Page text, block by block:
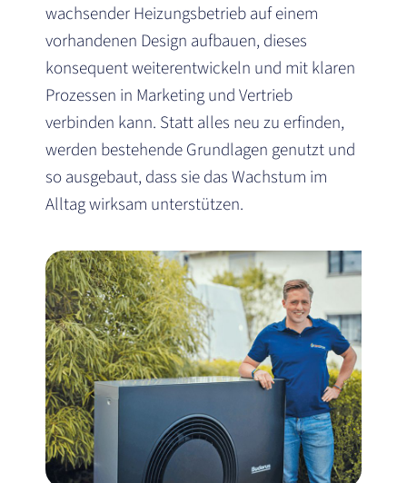
wachsender Heizungsbetrieb auf einem
vorhandenen Design aufbauen, dieses
konsequent weiterentwickeln und mit klaren
Prozessen in Marketing und Vertrieb
verbinden kann. Statt alles neu zu erfinden,
werden bestehende Grundlagen genutzt und
so ausgebaut, dass sie das Wachstum im
Alltag wirksam unterstützen.